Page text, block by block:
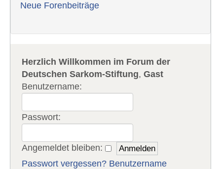
Neue Forenbeiträge
Herzlich Willkommen im Forum der
Deutschen Sarkom-Stiftung,Gast
Benutzername:
Passwort:
Angemeldet bleiben:
Passwort vergessen? Benutzername